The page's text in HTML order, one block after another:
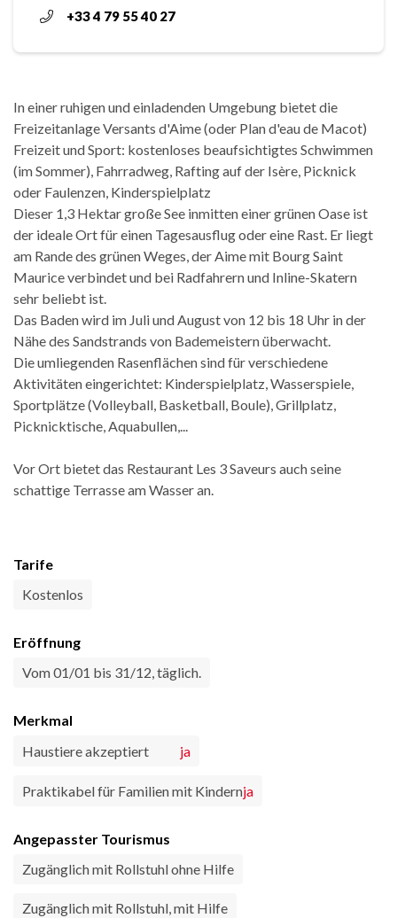
+33 4 79 55 40 27
In einer ruhigen und einladenden Umgebung bietet die
Freizeitanlage Versants d'Aime (oder Plan d'eau de Macot)
Freizeit und Sport: kostenloses beaufsichtigtes Schwimmen
(im Sommer), Fahrradweg, Rafting auf der Isère, Picknick
oder Faulenzen, Kinderspielplatz
Dieser 1,3 Hektar große See inmitten einer grünen Oase ist
der ideale Ort für einen Tagesausflug oder eine Rast. Er liegt
am Rande des grünen Weges, der Aime mit Bourg Saint
Maurice verbindet und bei Radfahrern und Inline-Skatern
sehr beliebt ist.
Das Baden wird im Juli und August von 12 bis 18 Uhr in der
Nähe des Sandstrands von Bademeistern überwacht.
Die umliegenden Rasenflächen sind für verschiedene
Aktivitäten eingerichtet: Kinderspielplatz, Wasserspiele,
Sportplätze (Volleyball, Basketball, Boule), Grillplatz,
Picknicktische, Aquabullen,...
Vor Ort bietet das Restaurant Les 3 Saveurs auch seine
schattige Terrasse am Wasser an.
Tarife
Kostenlos
Eröffnung
Vom 01/01 bis 31/12, täglich.
Merkmal
Haustiere akzeptiert
ja
Praktikabel für Familien mit Kindernja
Angepasster Tourismus
Zugänglich mit Rollstuhl ohne Hilfe
Zugänglich mit Rollstuhl, mit Hilfe